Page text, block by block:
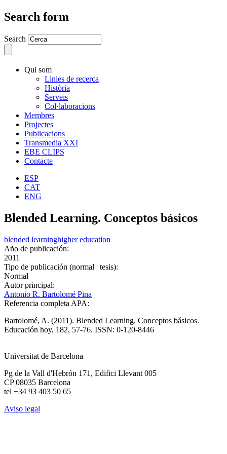
Search form
Search
Qui som
Linies de recerca
Història
Serveis
Col·laboracions
Membres
Projectes
Publicacions
Transmedia XXI
EBE CLIPS
Contacte
ESP
CAT
ENG
Blended Learning. Conceptos básicos
blended learninghigher education
Año de publicación:
2011
Tipo de publicación (normal | tesis):
Normal
Autor principal:
Antonio R. Bartolomé Pina
Referencia completa APA:
Bartolomé, A. (2011). Blended Learning. Conceptos básicos.
Educación hoy, 182, 57-76. ISSN: 0-120-8446
Universitat de Barcelona
Pg de la Vall d'Hebrón 171, Edifici Llevant 005
CP 08035 Barcelona
tel +34 93 403 50 65
Aviso legal